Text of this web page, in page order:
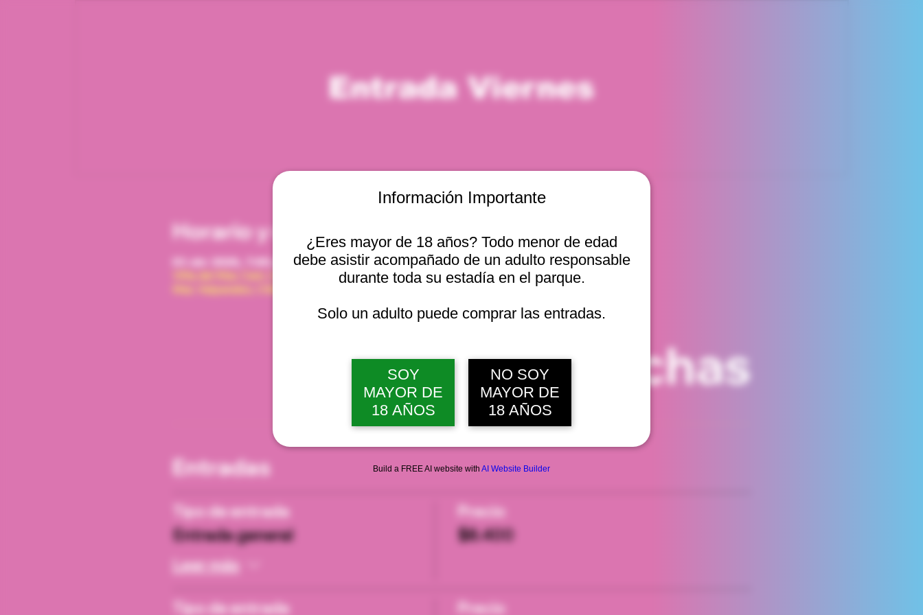
Información Importante
¿Eres mayor de 18 años? Todo menor de edad
debe asistir acompañado de un adulto responsable
durante toda su estadía en el parque.
Solo un adulto puede comprar las entradas.
SOY
MAYOR DE
18 AÑOS
NO SOY
MAYOR DE
18 AÑOS
Build a FREE AI website with AI Website Builder
Entrada Viernes
Horario y ubicación
03 abr 2026, 7:00 p. m. – 7:32 p. m.
Viña del Mar, Cam. Internacional 2440, Viña del
Otras fechas
vie, 07 ago, 10:00 a. m.
vie, 07 ago, 12:00 p. m.
Ver 22 fechas
Entradas
Tipo de entrada
Entrada general
Leer más
Precio
$8.400
Tipo de entrada Precio